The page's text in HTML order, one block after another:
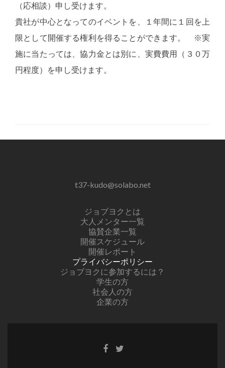
（応相談）申し受けます。
貴社が中心となってのイベントを、１年間に１回を上
限として開催する権利を得ることができます。 ※実
施に当たっては、協力金とは別に、実費費用（３０万
円程度）を申し受けます。
t37-kudo@solabo.net
ジョブヨクとは
大人メンター一覧
協賛企業一覧
開催スケジュール
開催レポート
プライバシーポリシー
ジョブヨクに参加するには？
学生の方
社会人の方
企業の方
Facebook
Twitter